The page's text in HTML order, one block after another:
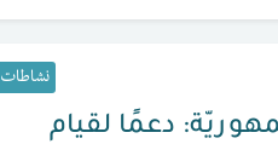
نشاطات
دعمًا لقيام